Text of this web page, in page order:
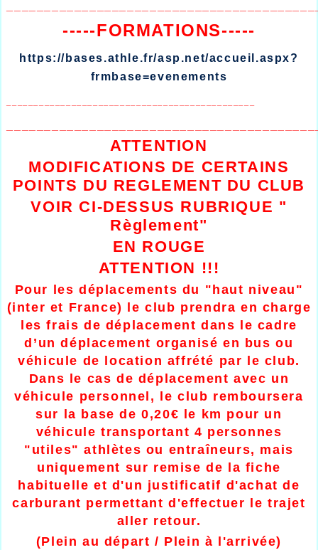
-----FORMATIONS-----
https://bases.athle.fr/asp.net/accueil.aspx?
frmbase=evenements
ATTENTION
MODIFICATIONS DE CERTAINS
POINTS DU REGLEMENT DU CLUB
VOIR CI-DESSUS RUBRIQUE "
Règlement"
EN ROUGE
ATTENTION !!!
Pour les déplacements du "haut niveau"
(inter et France) le club prendra en charge
les frais de déplacement dans le cadre
d’un déplacement organisé en bus ou
véhicule de location affrété par le club.
Dans le cas de déplacement avec un
véhicule personnel, le club remboursera
sur la base de 0,20€ le km pour un
véhicule transportant 4 personnes
"utiles" athlètes ou entraîneurs, mais
uniquement sur remise de la fiche
habituelle et d'un justificatif d'achat de
carburant permettant d'effectuer le trajet
aller retour.
(Plein au départ / Plein à l'arrivée)